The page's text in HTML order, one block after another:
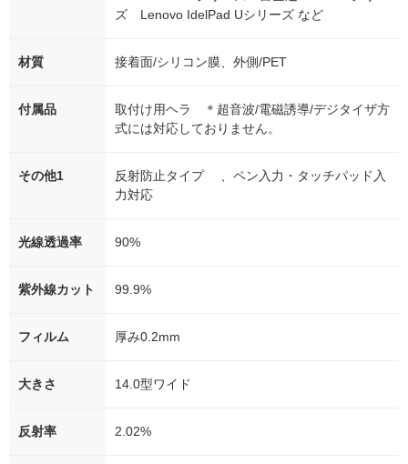
ズ Lenovo IdelPad Uシリーズ など
材質 接着面/シリコン膜、外側/PET
付属品
取付け用ヘラ ＊超音波/電磁誘導/デジタイザ方
式には対応しておりません。
その他1
反射防止タイプ 、ペン入力・タッチパッド入
力対応
光線透過率 90%
紫外線カット 99.9%
フィルム 厚み0.2mm
大きさ 14.0型ワイド
反射率 2.02%